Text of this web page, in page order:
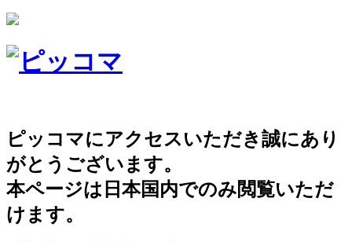
ピッコマにアクセスいただき誠にあり
がとうございます。
本ページは日本国内でのみ閲覧いただ
けます。